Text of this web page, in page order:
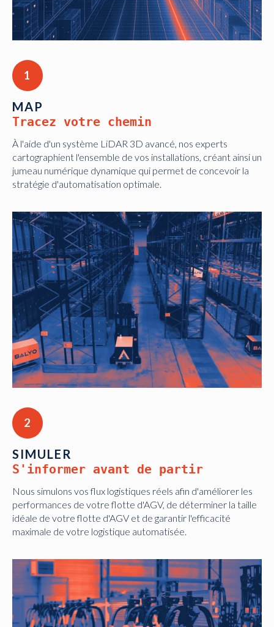
1
MAP
Tracez votre chemin
À l'aide d'un système LiDAR 3D avancé, nos experts
cartographient l'ensemble de vos installations, créant ainsi un
jumeau numérique dynamique qui permet de concevoir la
stratégie d'automatisation optimale.
2
SIMULER
S'informer avant de partir
Nous simulons vos flux logistiques réels afin d'améliorer les
performances de votre flotte d'AGV, de déterminer la taille
idéale de votre flotte d'AGV et de garantir l'efficacité
maximale de votre logistique automatisée.